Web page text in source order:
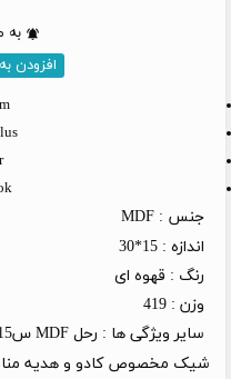
به
افزودن
جنس : MDF
اندازه : 15*30
رنگ : قهوه ای
وزن : 419
سایر ویژگی ها :
شیک مخصوص کادو و هدیه